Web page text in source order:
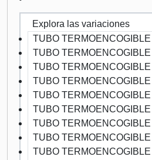
Explora las variaciones
TUBO
TUBO
TUBO
TUBO
TUBO
TUBO
TUBO
TUBO
TUBO